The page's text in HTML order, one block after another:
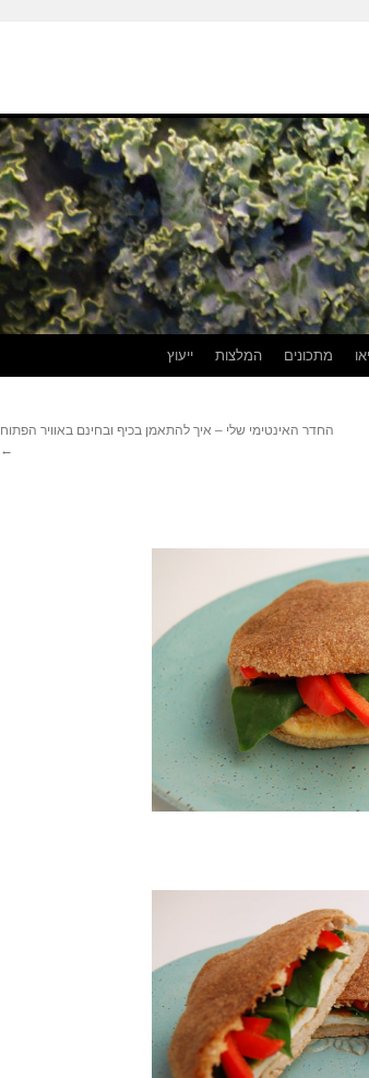
מתכונים המלצות ייעוץ
החדר האינטימי שלי – איך להתאמן בכיף ובחינם באוויר הפתוח
←